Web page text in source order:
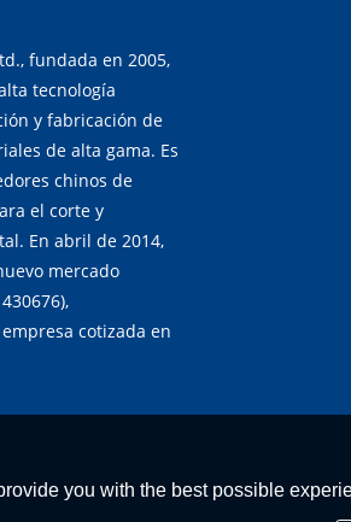
fundada en 2005,
tecnología
y fabricación de
de alta gama. Es
chinos de
el corte y
En abril de 2014,
mercado
cotizada en
you with the best possible